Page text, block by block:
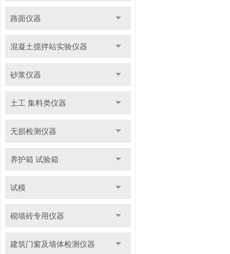
路面仪器
混凝土搅拌站实验仪器
砂浆仪器
土工 集料类仪器
无损检测仪器
养护箱 试验箱
试模
砌墙砖专用仪器
建筑门窗及墙体检测仪器